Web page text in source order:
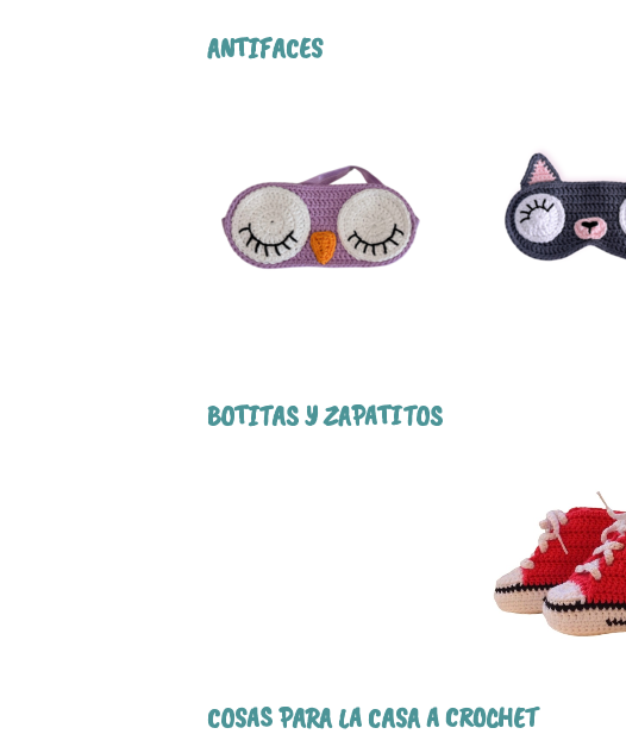
ANTIFACES
BOTITAS Y ZAPATITOS
COSAS PARA LA CASA A CROCHET